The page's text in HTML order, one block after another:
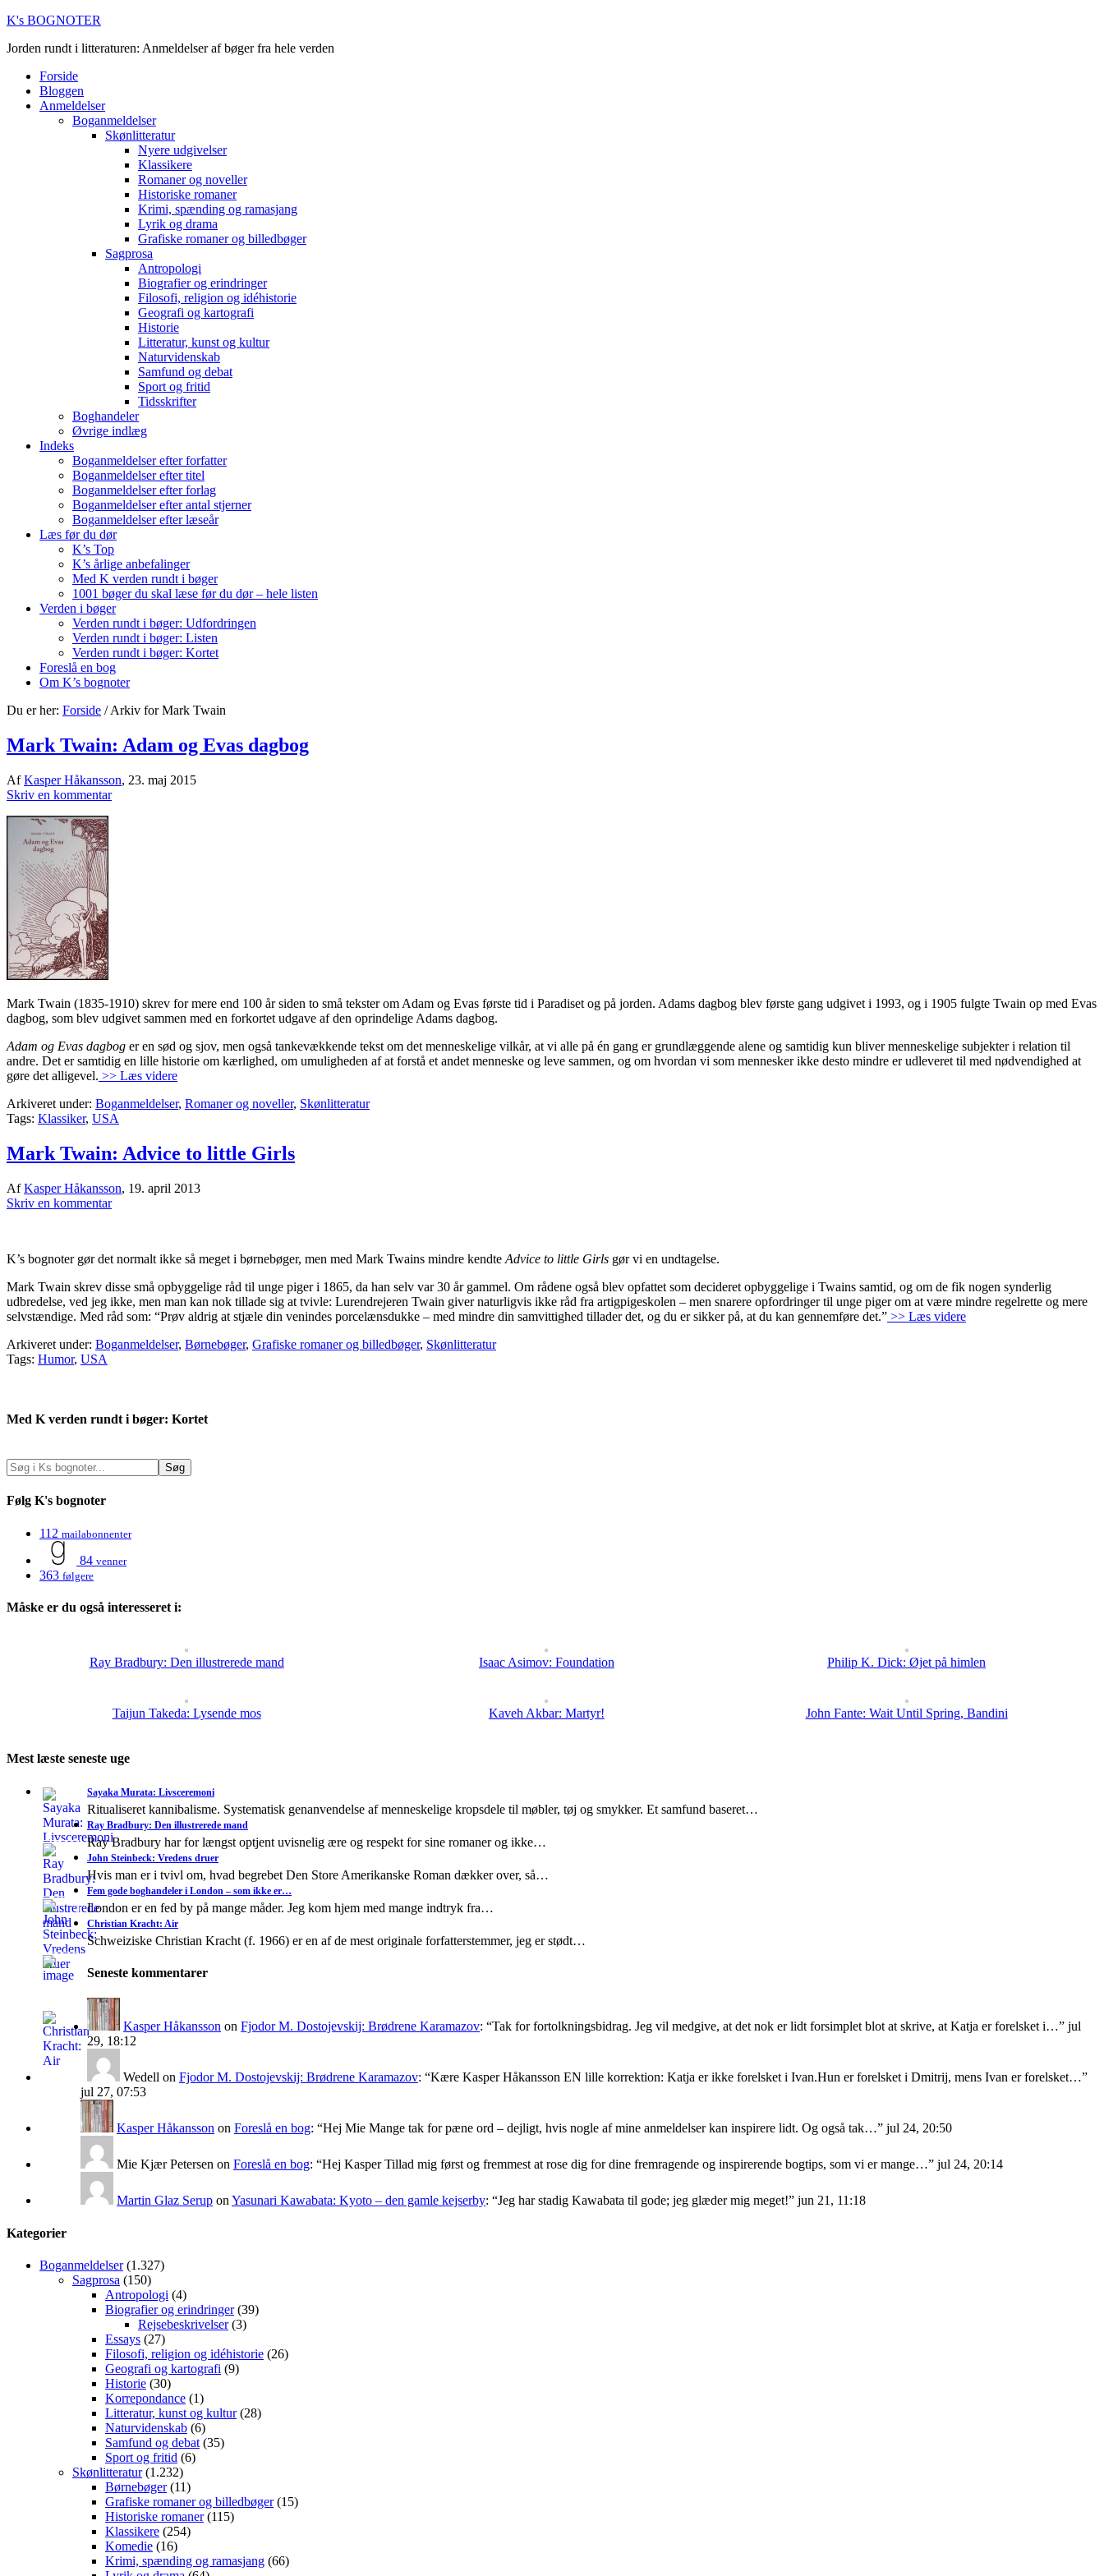
K's BOGNOTER
Jorden rundt i litteraturen: Anmeldelser af bøger fra hele verden
Forside
Bloggen
Anmeldelser
Boganmeldelser
Skønlitteratur
Nyere udgivelser
Klassikere
Romaner og noveller
Historiske romaner
Krimi, spænding og ramasjang
Lyrik og drama
Grafiske romaner og billedbøger
Sagprosa
Antropologi
Biografier og erindringer
Filosofi, religion og idéhistorie
Geografi og kartografi
Historie
Litteratur, kunst og kultur
Naturvidenskab
Samfund og debat
Sport og fritid
Tidsskrifter
Boghandeler
Øvrige indlæg
Indeks
Boganmeldelser efter forfatter
Boganmeldelser efter titel
Boganmeldelser efter forlag
Boganmeldelser efter antal stjerner
Boganmeldelser efter læseår
Læs før du dør
K’s Top
K’s årlige anbefalinger
Med K verden rundt i bøger
1001 bøger du skal læse før du dør – hele listen
Verden i bøger
Verden rundt i bøger: Udfordringen
Verden rundt i bøger: Listen
Verden rundt i bøger: Kortet
Foreslå en bog
Om K’s bognoter
Du er her: Forside /Arkiv for Mark Twain
Mark Twain: Adam og Evas dagbog
AfKasper Håkansson, 23. maj 2015
Skriv en kommentar
Mark Twain (1835-1910) skrev for mere end 100 år siden to små tekster om Adam og Evas første tid i Paradiset og på jorden. Adams dagbog blev første gang udgivet i 1993, og i 1905 fulgte Twain op med Evas
dagbog, som blev udgivet sammen med en forkortet udgave af den oprindelige Adams dagbog.
Adam og Evas dagbog er en sød og sjov, men også tankevækkende tekst om det menneskelige vilkår, at vi alle på én gang er grundlæggende alene og samtidig kun bliver menneskelige subjekter i relation til
andre. Det er samtidig en lille historie om kærlighed, om umuligheden af at forstå et andet menneske og leve sammen, og om hvordan vi som mennesker ikke desto mindre er udleveret til med nødvendighed at
gøre det alligevel. >> Læs videre
Arkiveret under: Boganmeldelser, Romaner og noveller, Skønlitteratur
Tags: Klassiker, USA
Mark Twain: Advice to little Girls
AfKasper Håkansson, 19. april 2013
Skriv en kommentar
K’s bognoter gør det normalt ikke så meget i børnebøger, men med Mark Twains mindre kendte Advice to little Girls gør vi en undtagelse.
Mark Twain skrev disse små opbyggelige råd til unge piger i 1865, da han selv var 30 år gammel. Om rådene også blev opfattet som decideret opbyggelige i Twains samtid, og om de fik nogen synderlig
udbredelse, ved jeg ikke, men man kan nok tillade sig at tvivle: Lurendrejeren Twain giver naturligvis ikke råd fra artigpigeskolen – men snarere opfordringer til unge piger om at være mindre regelrette og mere
selvstændige. Med råd som: “Prøv aldrig at stjæle din venindes porcelænsdukke – med mindre din samvittighed tillader det, og du er sikker på, at du kan gennemføre det.” >> Læs videre
Arkiveret under: Boganmeldelser, Børnebøger, Grafiske romaner og billedbøger, Skønlitteratur
Tags: Humor, USA
Med K verden rundt i bøger: Kortet
Følg K's bognoter
112 mailabonnenter
84 venner
363 følgere
Måske er du også interesseret i:
Ray Bradbury: Den illustrerede mand Isaac Asimov: Foundation Philip K. Dick: Øjet på himlen
Taijun Takeda: Lysende mos Kaveh Akbar: Martyr! John Fante: Wait Until Spring, Bandini
Mest læste seneste uge
Sayaka Murata: Livsceremoni
Ritualiseret kannibalisme. Systematisk genanvendelse af menneskelige kropsdele til møbler, tøj og smykker. Et samfund baseret…
Ray Bradbury: Den illustrerede mand
Ray Bradbury har for længst optjent uvisnelig ære og respekt for sine romaner og ikke…
John Steinbeck: Vredens druer
Hvis man er i tvivl om, hvad begrebet Den Store Amerikanske Roman dækker over, så…
Fem gode boghandeler i London – som ikke er…
London er en fed by på mange måder. Jeg kom hjem med mange indtryk fra…
Christian Kracht: Air
Schweiziske Christian Kracht (f. 1966) er en af de mest originale forfatterstemmer, jeg er stødt…
Seneste kommentarer
Kasper Håkansson on Fjodor M. Dostojevskij: Brødrene Karamazov: “Tak for fortolkningsbidrag. Jeg vil medgive, at det nok er lidt forsimplet blot at skrive, at Katja er forelsket i…” jul
29, 18:12
Wedell on Fjodor M. Dostojevskij: Brødrene Karamazov: “Kære Kasper Håkansson EN lille korrektion: Katja er ikke forelsket i Ivan.Hun er forelsket i Dmitrij, mens Ivan er forelsket…”
jul 27, 07:53
Kasper Håkansson on Foreslå en bog: “Hej Mie Mange tak for pæne ord – dejligt, hvis nogle af mine anmeldelser kan inspirere lidt. Og også tak…” jul 24, 20:50
Mie Kjær Petersen on Foreslå en bog: “Hej Kasper Tillad mig først og fremmest at rose dig for dine fremragende og inspirerende bogtips, som vi er mange…” jul 24, 20:14
Martin Glaz Serup on Yasunari Kawabata: Kyoto – den gamle kejserby: “Jeg har stadig Kawabata til gode; jeg glæder mig meget!” jun 21, 11:18
Kategorier
Boganmeldelser(1.327)
Sagprosa (150)
Antropologi (4)
Biografier og erindringer(39)
Rejsebeskrivelser(3)
Essays (27)
Filosofi, religion og idéhistorie (26)
Geografi og kartografi (9)
Historie (30)
Korrepondance (1)
Litteratur, kunst og kultur(28)
Naturvidenskab (6)
Samfund og debat (35)
Sport og fritid (6)
Skønlitteratur(1.232)
Børnebøger(11)
Grafiske romaner og billedbøger(15)
Historiske romaner(115)
Klassikere (254)
Komedie (16)
Krimi, spænding og ramasjang (66)